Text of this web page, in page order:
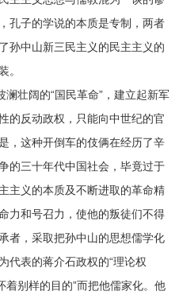
孔子的学说的本质是专制，两者
孙中山新三民主义的民主主义的
。
壮阔的“国民革命”，建立起新军
的反动政权，只能向中世纪的官
，这种开倒车的伎俩在经历了辛
的三十年代中国社会，毕竟过于
主义的本质及不断进取的革命精
力和号召力，使他的叛徒们不得
者，采取把孙中山的思想儒学化
代表的蒋介石政权的“理论权
着别样的目的”而把他儒家化。他